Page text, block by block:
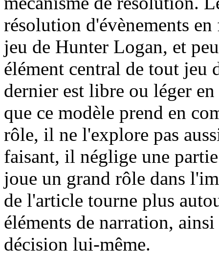
résolution d'évènements
jeu de Hunter Logan, et
élément central de tout jeu
dernier est libre ou léger
que ce modèle prend en
rôle, il ne l'explore pas
faisant, il néglige une
joue un grand rôle dans
de l'article tourne plus
éléments de narration,
décision lui-même.